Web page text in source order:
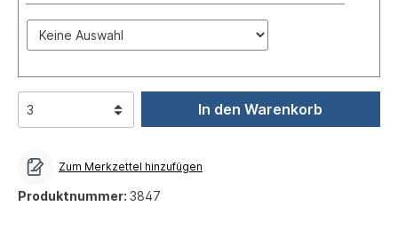
Auswahl
In den Warenkorb
Zum Merkzettel hinzufügen
Produktnummer: 3847